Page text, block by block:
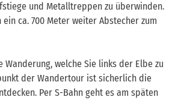
und Metalltreppen zu überwinden.
ca. 700 Meter weiter Abstecher zum
welche Sie links der Elbe zu
der Wandertour ist sicherlich die
Per S-Bahn geht es am späten